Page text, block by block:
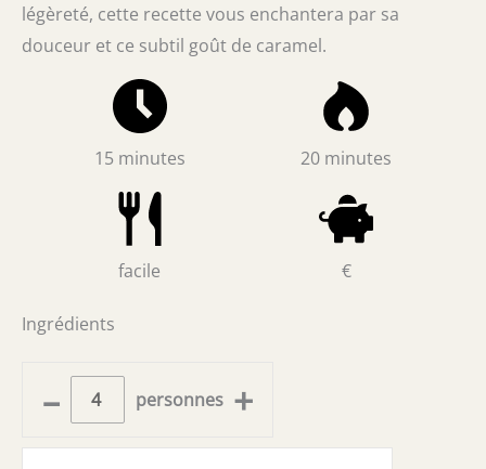
légèreté, cette recette vous enchantera par sa
douceur et ce subtil goût de caramel.
15 minutes 20 minutes
facile €
Ingrédients
– personnes +